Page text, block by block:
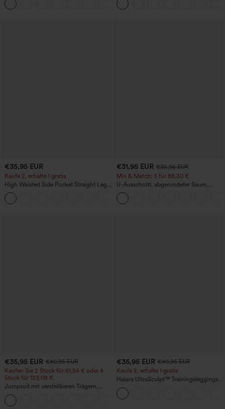
in Leinenoptik
Fledermausärmeln
€35,95 EUR
Kaufe 2, erhalte 1 gratis
High Waisted Side Pocket Straight Leg
Work Pants
€31,95 EUR €35,95 EUR
Mix & Match: 3 für 88,30 €
U-Ausschnitt, abgerundeter Saum,
InstantCool Yoga-Trägertop – UPF50+
€35,95 EUR €40,95 EUR
Kaufen Sie 2 Stück für 61,54 € oder 4
Stück für 123,08 €.
Jumpsuit mit verstellbaren Trägern,
gerafftem Detail, weitem Bein und
meliertem Stoff, lässig, mit Taschen -
€35,95 EUR €40,95 EUR
Kaufe 2, erhalte 1 gratis
Halara UltraSculpt™ Trainingsleggings
mit hohem Bund – raffende Push-up-
Po-Form, Bauchkontrolle, Taschen und
formende Passform